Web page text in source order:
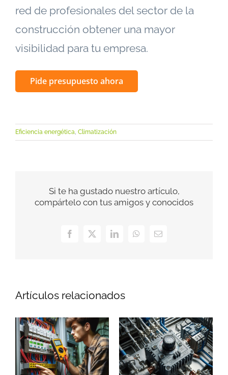
red de profesionales del sector de la
construcción obtener una mayor
visibilidad para tu empresa.
Pide presupuesto ahora
Eficiencia energética, Climatización
Si te ha gustado nuestro artículo,
compártelo con tus amigos y conocidos
Facebook
X LinkedInWhatsAppCorreo
Artículos relacionados